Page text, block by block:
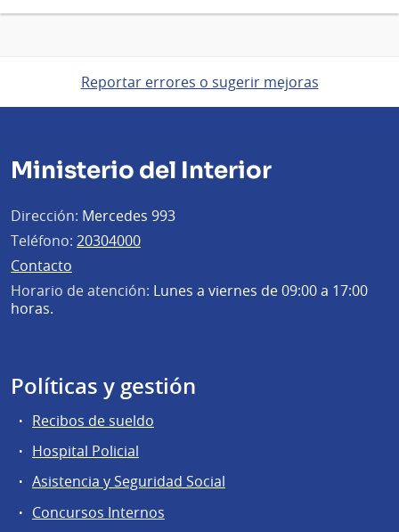
Reportar errores o sugerir mejoras
Ministerio del Interior
Dirección: Mercedes 993
Teléfono: 20304000
Contacto
Horario de atención: Lunes a viernes de 09:00 a 17:00
horas.
Políticas y gestión
Recibos de sueldo
Hospital Policial
Asistencia y Seguridad Social
Concursos Internos